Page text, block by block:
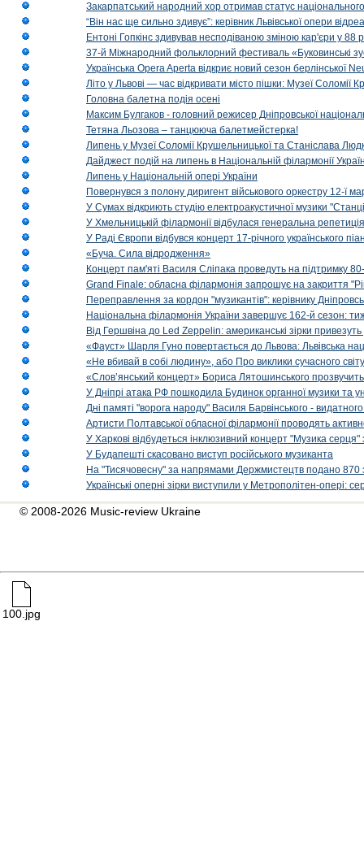
Закарпатський народний хор отримав статус національного
“Він нас ще сильно здивує”: керівник Львівської опери
Ентоні Гопкінс здивував несподіваною зміною кар'єри у 88
37-й Міжнародний фольклорний фестиваль «Буковинські
Українська Opera Aperta відкриє новий сезон берлінської
Літо у Львові — час відкривати місто пішки: Музеї Соломії
Головна балетна подія осені
Максим Булгаков - головний режисер Дніпровської
Тетяна Льозова – танцююча балетмейстерка!
Липень у Музеї Соломії Крушельницької та Станіслава
Дайджест подій на липень в Національній філармонії
Липень у Національній опері України
Повернувся з полону диригент військового оркестру 12-ї
У Сумах відкриють студію електроакустичної музики
У Хмельницькій філармонії відбулася генеральна
У Раді Європи відбувся концерт 17-річного українського
«Буча. Сила відродження»
Концерт пам'яті Василя Сліпака проведуть на підтримку
Grand Finale: обласна філармонія запрошує на закриття
Переправлення за кордон "музикантів": керівнику
Національна філармонія України завершує 162-й сезон:
Від Гершвіна до Led Zeppelin: американські зірки
«Фауст» Шарля Гуно повертається до Львова: Львівська
«Не вбивай в собі людину», або Про виклики сучасного світу
«Слов’янський концерт» Бориса Лятошинського
У Дніпрі атака РФ пошкодила Будинок органної музики та
Дні памяті "ворога народу" Василя Барвінського -
Артисти Полтавської обласної філармонії проводять
У Харкові відбудеться інклюзивний концерт "Музика
У Будапешті скасовано виступ російського музиканта
На "Тисячовесну" за напрямами Держмистецтв подано 870
Українські оперні зірки виступили у Метрополітен-опері:
© 2008-2026 Music-review Ukraine
100.jpg